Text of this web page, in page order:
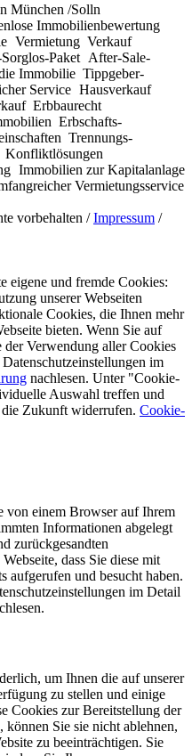
München /Solln
Immobilienbewertung
Vermietung Verkauf
Paket After-Sale-
Immobilie Tippgeber-
Service Hausverkauf
Erbbaurecht
Erbschafts-
Trennungs-
Konfliktlösungen
Immobilien zur Kapitalanlage
Vermietungsservice
vorbehalten /Impressum /
eigene und fremde Cookies:
unserer Webseiten
Cookies, die Ihnen mehr
bieten. Wenn Sie auf
Verwendung aller Cookies
im
nachlesen. Unter "Cookie-
Auswahl treffen und
Zukunft widerrufen. Cookie-
von einem Browser auf Ihrem
Informationen abgelegt
zurückgesandten
dass Sie diese mit
aufgerufen und besucht haben.
im Detail
um Ihnen die auf unserer
zu stellen und einige
Cookies zur Bereitstellung der
Sie sie nicht ablehnen,
zu beeinträchtigen. Sie